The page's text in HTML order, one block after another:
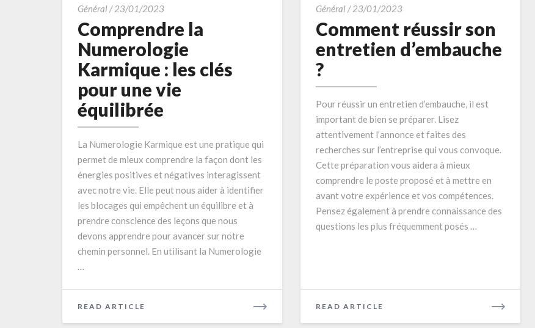
Général /23/01/2023Comprendre
la
Numerologie
Karmique
:
les
clés
vie
équilibrée
Comprendre la
Numerologie
Karmique : les clés
pour une vie
équilibrée
La Numerologie Karmique est une pratique qui
permet de mieux comprendre la façon dont les
énergies positives et négatives interagissent
avec notre vie. Elle peut nous aider à identifier
les blocages qui empêchent un équilibre et à
prendre conscience des leçons que nous
devons apprendre pour avancer sur notre
chemin personnel. En utilisant la Numerologie
…
READ ARTICLE
MORE
Général /23/01/2023Comment
réussir
son
entretien
Comment réussir son
entretien d’embauche
?
Pour réussir un entretien d’embauche, il est
important de bien se préparer. Lisez
attentivement l’annonce et faites des
recherches sur l’entreprise qui vous convoque.
Cette préparation vous aidera à mieux
comprendre le poste proposé et à mettre en
avant votre expérience et vos compétences.
Pensez également à prendre connaissance des
questions les plus fréquemment posés …
READ ARTICLE
MORE